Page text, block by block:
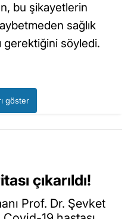
bu şikayetlerin
sağlık
gerektiğini söyledi.
göster
çıkarıldı!
Prof. Dr. Şevket